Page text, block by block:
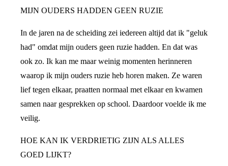
MIJN OUDERS HADDEN GEEN RUZIE
In de jaren na de scheiding zei iedereen altijd dat ik "geluk
had" omdat mijn ouders geen ruzie hadden. En dat was
ook zo. Ik kan me maar weinig momenten herinneren
waarop ik mijn ouders ruzie heb horen maken. Ze waren
lief tegen elkaar, praatten normaal met elkaar en kwamen
samen naar gesprekken op school. Daardoor voelde ik me
veilig.
HOE KAN IK VERDRIETIG ZIJN ALS ALLES
GOED LIJKT?